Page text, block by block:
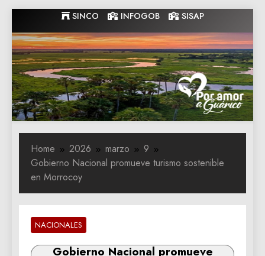
to
content
SINCO INFOGOB SISAP
Gobernacion
de Guarico
Gobernacion de Guarico
Home 2026 marzo
9
Gobierno Nacional promueve turismo sostenible
en Morrocoy
NACIONALES
Gobierno Nacional promueve